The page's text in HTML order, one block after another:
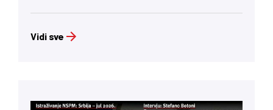
Vidi sve